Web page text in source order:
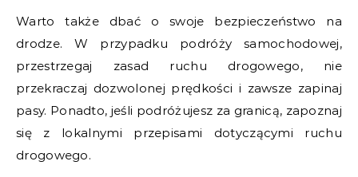
Warto także dbać o swoje bezpieczeństwo na
drodze. W przypadku podróży samochodowej,
przestrzegaj zasad ruchu drogowego, nie
przekraczaj dozwolonej prędkości i zawsze zapinaj
pasy. Ponadto, jeśli podróżujesz za granicą, zapoznaj
się z lokalnymi przepisami dotyczącymi ruchu
drogowego.